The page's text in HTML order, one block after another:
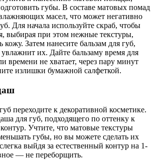
губы. В составе матовых помад
масел, что может негативно
Для начала используйте скраб, чтобы
выбирая при этом нежные текстуры,
кожу. Затем нанесите бальзам для губ,
их. Дайте бальзаму время для
времени не хватает, через пару минут
излишки бумажной салфеткой.
переходите к декоративной косметике.
для губ, подходящего по оттенку к
Учтите, что матовые текстуры
губы, но вы можете сделать их
выйдя за естественный контур на 1-
— не переборщить.